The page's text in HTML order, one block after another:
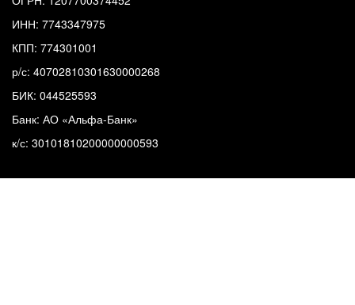
ИНН: 7743347975
КПП: 774301001
р/с: 40702810301630000268
БИК: 044525593
Банк: АО «Альфа-Банк»
к/с: 30101810200000000593